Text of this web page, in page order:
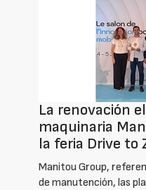
La renovación
maquinaria
la feria Drive to
Manitou Group,
de manutención, las